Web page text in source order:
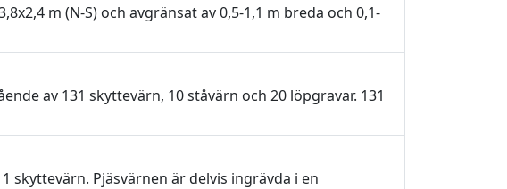
m (N-S) och avgränsat av 0,5-1,1 m breda och 0,1-
av 131 skyttevärn, 10 ståvärn och 20 löpgravar. 131
skyttevärn. Pjäsvärnen är delvis ingrävda i en